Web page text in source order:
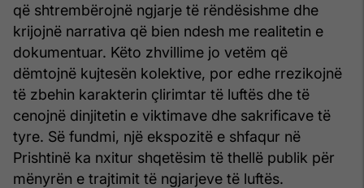
që shtrembërojnë ngjarje të rëndësishme dhe
krijojnë narrativa që bien ndesh me realitetin e
dokumentuar. Këto zhvillime jo vetëm që
dëmtojnë kujtesën kolektive, por edhe rrezikojnë
të zbehin karakterin çlirimtar të luftës dhe të
cenojnë dinjitetin e viktimave dhe sakrificave të
tyre. Së fundmi, një ekspozitë e shfaqur në
Prishtinë ka nxitur shqetësim të thellë publik për
mënyrën e trajtimit të ngjarjeve të luftës.